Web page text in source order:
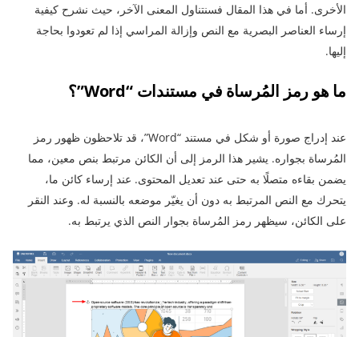
الأخرى. أما في هذا المقال فسنتناول المعنى الآخر، حيث نشرح كيفية
إرساء العناصر البصرية مع النص وإزالة المراسي إذا لم تعودوا بحاجة
إليها.
ما هو رمز المُرساة في مستندات “Word”؟
عند إدراج صورة أو شكل في مستند “Word”، قد تلاحظون ظهور رمز
المُرساة بجواره. يشير هذا الرمز إلى أن الكائن مرتبط بنص معين، مما
يضمن بقاءه متصلًا به حتى عند تعديل المحتوى. عند إرساء كائن ما،
يتحرك مع النص المرتبط به دون أن يغيّر موضعه بالنسبة له. وعند النقر
على الكائن، سيظهر رمز المُرساة بجوار النص الذي يرتبط به.